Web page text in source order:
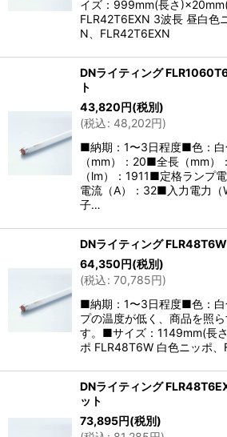
イズ：999mm(長さ
FLR42T6EXN 3波長 昼白色
N、FLR42T6EXN
DNライティング
ト
43,820円(税別)
(税込: 48,202円)
■納期：1〜3日程度■色：
（mm）：20■全長（mm
（lm）：1911■定格ランプ
電流（A）：32■入力電力
子…
DNライティング
64,350円(税別)
(税込: 70,785円)
■納期：1〜3日程度■色：
プの温度が低く、商品を照
す。■サイズ：1149mm(長
ポ FLR48T6W 白色ニッポ
DNライティング
ット
73,895円(税別)